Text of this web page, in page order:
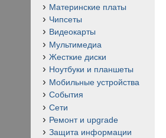
Материнские платы
Чипсеты
Видеокарты
Мультимедиа
Жесткие диски
Ноутбуки и планшеты
Мобильные устройства
События
Сети
Ремонт и upgrade
Защита информации